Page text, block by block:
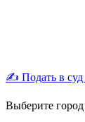
✍ Подать в суд
Выберите